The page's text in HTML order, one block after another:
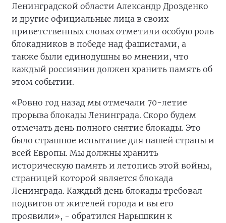
Ленинградской области Александр Дрозденко
и другие официальные лица в своих
приветственных словах отметили особую роль
блокадников в победе над фашистами, а
также были единодушны во мнении, что
каждый россиянин должен хранить память об
этом событии.
«Ровно год назад мы отмечали 70-летие
прорыва блокады Ленинграда. Скоро будем
отмечать день полного снятие блокады. Это
было страшное испытание для нашей страны и
всей Европы. Мы должны хранить
историческую память и летопись этой войны,
страницей которой является блокада
Ленинграда. Каждый день блокады требовал
подвигов от жителей города и вы его
проявили», - обратился Нарышкин к